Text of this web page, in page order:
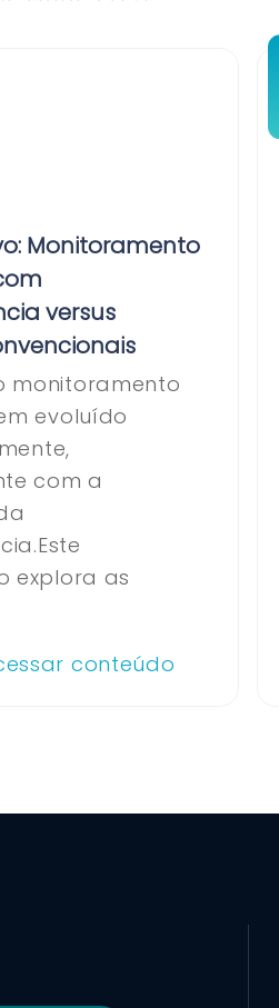
Monitoramento
versus
monitoramento
evoluído
com a
explora as
conteúdo